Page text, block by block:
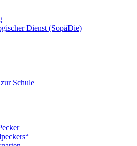
Dienst (SopäDie)
Schule